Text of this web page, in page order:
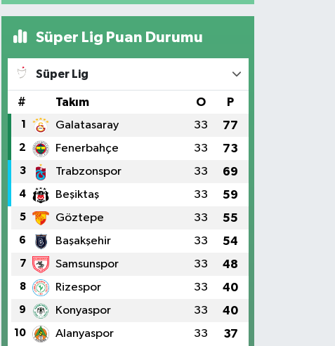
Süper Lig Puan Durumu
Süper Lig
# Takım O P
1 Galatasaray 33 77
2 Fenerbahçe 33 73
3 Trabzonspor 33 69
4 Beşiktaş 33 59
5 Göztepe 33 55
6 Başakşehir 33 54
7 Samsunspor 33 48
8 Rizespor 33 40
9 Konyaspor 33 40
10 Alanyaspor 33 37